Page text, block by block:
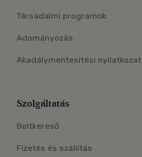
Társadalmi programok
Adományozás
Akadálymentesítési nyilatkozat
Szolgáltatás
Boltkereső
Fizetés és szállítás